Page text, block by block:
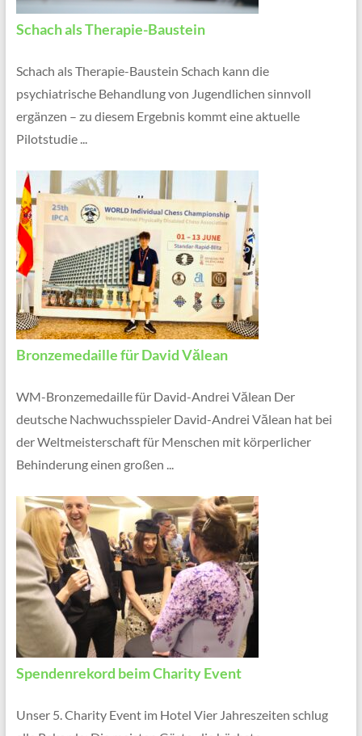
Schach als Therapie-Baustein
Schach als Therapie-Baustein Schach kann die
psychiatrische Behandlung von Jugendlichen sinnvoll
ergänzen – zu diesem Ergebnis kommt eine aktuelle
Pilotstudie ...
Bronzemedaille für David Vălean
WM-Bronzemedaille für David-Andrei Vălean Der
deutsche Nachwuchsspieler David-Andrei Vălean hat bei
der Weltmeisterschaft für Menschen mit körperlicher
Behinderung einen großen ...
Spendenrekord beim Charity Event
Unser 5. Charity Event im Hotel Vier Jahreszeiten schlug